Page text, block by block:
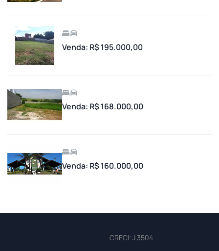
Venda: R$ 195.000,00
Venda: R$ 168.000,00
Venda: R$ 160.000,00
CRECI: J 3504